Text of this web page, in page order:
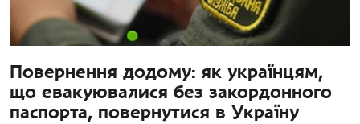
Повернення додому: як українцям,
що евакуювалися без закордонного
паспорта, повернутися в Україну